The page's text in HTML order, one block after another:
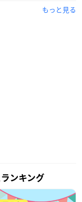
品では「となりの怪
もっと見る
ンキング